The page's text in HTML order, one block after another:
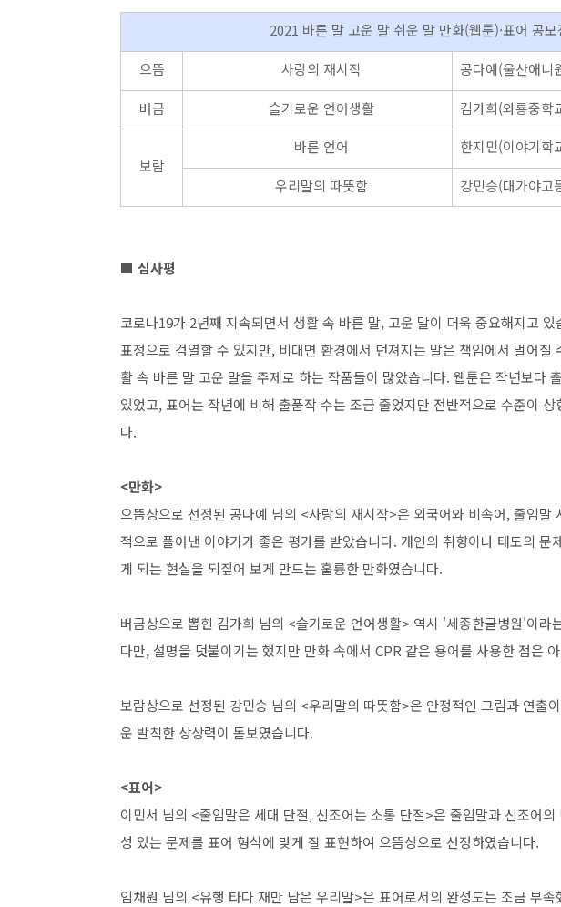
2021 바른 말 고운 말 쉬운 말 만화(웹툰)·표어 공
으뜸 사랑의 재시작 공다예(울산애니
버금 슬기로운 언어생활 김가희(와룡중학
보람
바른 언어 한지민(이야기학
우리말의 따뜻함 강민승(대가야고
■ 심사평
코로나19가 2년째 지속되면서 생활 속 바른 말, 고운 말이 더욱 중요해지고 있
표정으로 검열할 수 있지만, 비대면 환경에서 던져지는 말은 책임에서 멀어질
활 속 바른 말 고운 말을 주제로 하는 작품들이 많았습니다. 웹툰은 작년보다
있었고,표어는 작년에 비해 출품작 수는 조금 줄었지만 전반적으로 수준이
다.
<만화>
으뜸상으로 선정된 공다예 님의 <사랑의 재시작>은 외국어와 비속어,줄임말
적으로 풀어낸 이야기가 좋은 평가를 받았습니다. 개인의 취향이나 태도의 문
게 되는 현실을 되짚어 보게 만드는 훌륭한 만화였습니다.
버금상으로 뽑힌 김가희 님의 <슬기로운 언어생활> 역시 '세종한글병원'이라
다만,설명을 덧붙이기는 했지만 만화 속에서 CPR 같은 용어를 사용한 점은
보람상으로 선정된 강민승 님의 <우리말의 따뜻함>은 안정적인 그림과 연출이
운 발칙한 상상력이 돋보였습니다.
<표어>
이민서 님의 <줄임말은 세대 단절, 신조어는 소통 단절>은 줄임말과 신조어
성 있는 문제를 표어 형식에 맞게 잘 표현하여 으뜸상으로 선정하였습니다.
임채원 님의 <유행 타다 재만 남은 우리말>은 표어로서의 완성도는 조금 부족